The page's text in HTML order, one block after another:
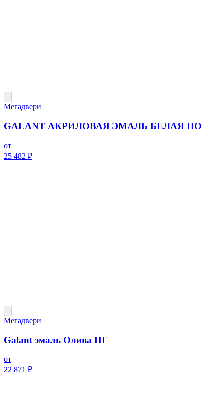
Мегадвери
GALANT АКРИЛОВАЯ ЭМАЛЬ БЕЛАЯ ПО
от
25 482 ₽
Мегадвери
Galant эмаль Олива ПГ
от
22 871 ₽